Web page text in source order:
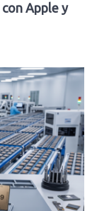
Apple y